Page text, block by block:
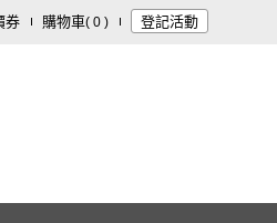
券 購物車( 0 ) 登記活動